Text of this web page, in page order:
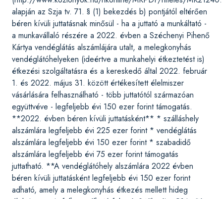
alapján az Szja tv. 71. § (1) bekezdés b) pontjától eltérően
béren kívüli juttatásnak minősül - ha a juttató a munkáltató -
a munkavállaló részére a 2022. évben a Széchenyi Pihenő
Kártya vendéglátás alszámlájára utalt, a melegkonyhás
vendéglátóhelyeken (ideértve a munkahelyi étkeztetést is)
étkezési szolgáltatásra és a kereskedő által 2022. február
1. és 2022. május 31. között értékesített élelmiszer
vásárlására felhasználható - több juttatótól származóan
együttvéve - legfeljebb évi 150 ezer forint támogatás.
**2022. évben béren kívüli juttatásként** * szálláshely
alszámlára legfeljebb évi 225 ezer forint * vendéglátás
alszámlára legfeljebb évi 150 ezer forint * szabadidő
alszámlára legfeljebb évi 75 ezer forint támogatás
juttatható. **A vendéglátóhely alszámlára 2022 évben
béren kívüli juttatásként legfeljebb évi 150 ezer forint
adható, amely a melegkonyhás étkezés mellett hideg